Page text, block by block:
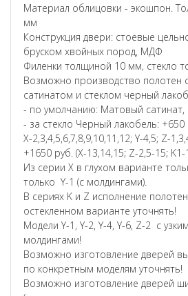
Материал облицовки - экошпон.
мм
Конструкция двери: стоевые
бруском хвойных пород, МДФ
Филенки толщиной 10 мм, стекло
Возможно производство полотен
сатинатом и стеклом черный
- по умолчанию: Матовый сатинат,
- за стекло Черный лакобель: +650
Х-2,3,4,5,6,7,8,9,10,11,12; Y-4,5; Z-
+1650 руб. (X-13,14,15; Z-2,5-15; K1-
Из серии X в глухом варианте
только Y-1 (с молдингами).
В сериях K и Z исполнение
остекленном варианте уточнять!
Модели Y-1, Y-2, Y-4, Y-6, Z-2 с
молдингами!
Возможно изготовление дверей
по конкретным моделям уточнять!
Возможно изготовление дверей